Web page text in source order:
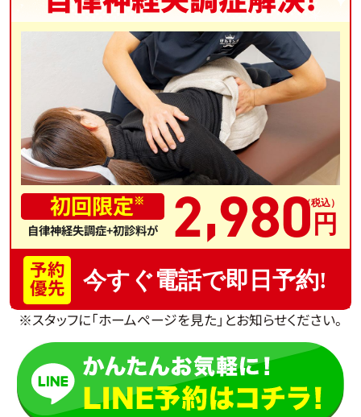
初回限定※
自律神経失調症+初診料が 2,980
予約
優先 今すぐ電話で即日予約!
※スタッフに「ホームページを見た」とお知らせください。